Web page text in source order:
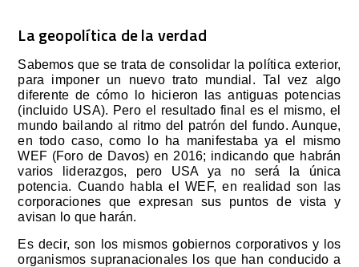
La geopolítica de la verdad
Sabemos que se trata de consolidar la política exterior,
para imponer un nuevo trato mundial. Tal vez algo
diferente de cómo lo hicieron las antiguas potencias
(incluido USA). Pero el resultado final es el mismo, el
mundo bailando al ritmo del patrón del fundo. Aunque,
en todo caso, como lo ha manifestaba ya el mismo
WEF (Foro de Davos) en 2016; indicando que habrán
varios liderazgos, pero USA ya no será la única
potencia. Cuando habla el WEF, en realidad son las
corporaciones que expresan sus puntos de vista y
avisan lo que harán.
Es decir, son los mismos gobiernos corporativos y los
organismos supranacionales los que han conducido a